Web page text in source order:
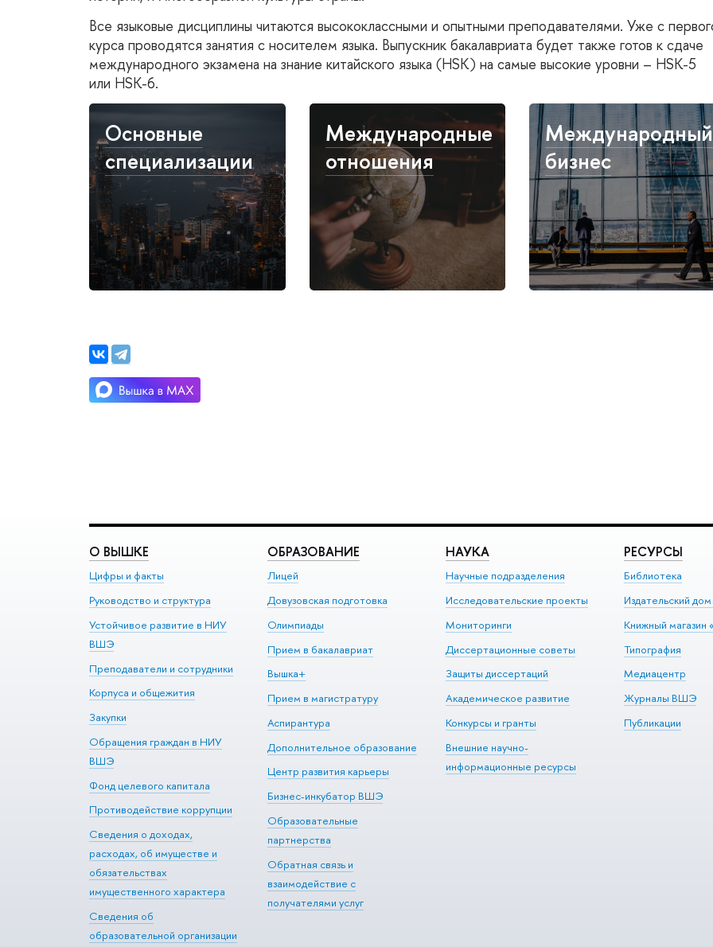
Все языковые дисциплины читаются высококлассными и опытными преподавателями. Уже с
курса проводятся занятия с носителем языка. Выпускник бакалавриата будет также готов к сдаче
международного экзамена на знание китайского языка (HSK) на самые высокие уровни – HSK-5
или HSK-6.
Основные
специализации
Международные
отношения
Международный
бизнес
О ВЫШКЕ
Цифры и факты
Руководство и структура
Устойчивое развитие в НИУ
ВШЭ
Преподаватели и сотрудники
Корпуса и общежития
Закупки
Обращения граждан в НИУ
ВШЭ
Фонд целевого капитала
Противодействие коррупции
Сведения о доходах,
расходах, об имуществе и
обязательствах
имущественного характера
Сведения об
образовательной организации
ОБРАЗОВАНИЕ
Лицей
Довузовская подготовка
Олимпиады
Прием в бакалавриат
Вышка+
Прием в магистратуру
Аспирантура
Дополнительное образование
Центр развития карьеры
Бизнес-инкубатор ВШЭ
Образовательные
партнерства
Обратная связь и
взаимодействие с
получателями услуг
НАУКА
Научные подразделения
Исследовательские проекты
Мониторинги
Диссертационные советы
Защиты диссертаций
Академическое развитие
Конкурсы и гранты
Внешние научно-
информационные ресурсы
РЕСУРСЫ
Библиотека
Издательский
Книжный магазин
Типография
Медиацентр
Журналы ВШЭ
Публикации